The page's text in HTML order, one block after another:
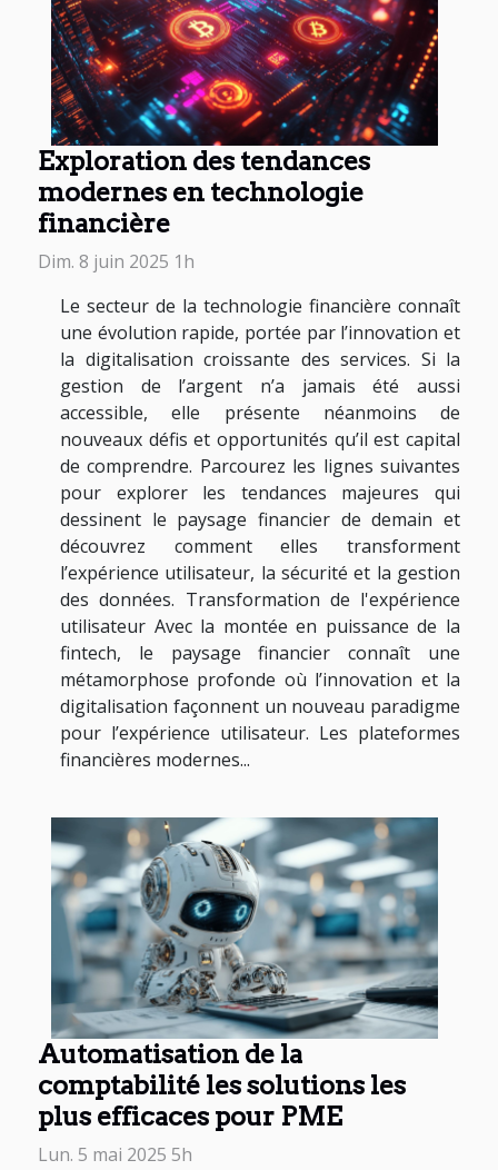
Exploration des tendances
modernes en technologie
financière
Dim. 8 juin 2025 1h
Le secteur de la technologie financière connaît
une évolution rapide, portée par l’innovation et
la digitalisation croissante des services. Si la
gestion de l’argent n’a jamais été aussi
accessible, elle présente néanmoins de
nouveaux défis et opportunités qu’il est capital
de comprendre. Parcourez les lignes suivantes
pour explorer les tendances majeures qui
dessinent le paysage financier de demain et
découvrez comment elles transforment
l’expérience utilisateur, la sécurité et la gestion
des données. Transformation de l'expérience
utilisateur Avec la montée en puissance de la
fintech, le paysage financier connaît une
métamorphose profonde où l’innovation et la
digitalisation façonnent un nouveau paradigme
pour l’expérience utilisateur. Les plateformes
financières modernes...
Automatisation de la
comptabilité les solutions les
plus efficaces pour PME
Lun. 5 mai 2025 5h